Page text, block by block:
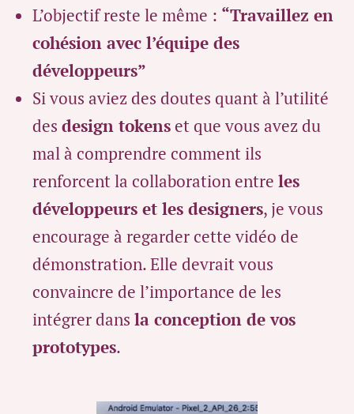
L’objectif reste le même : “Travaillez en
cohésion avec l’équipe des
développeurs”
Si vous aviez des doutes quant à l’utilité
des design tokenset que vous avez du
mal à comprendre comment ils
renforcent la collaboration entre les
développeurs et les designers, je vous
encourage à regarder cette vidéo de
démonstration. Elle devrait vous
convaincre de l’importance de les
intégrer dans la conception de vos
prototypes.